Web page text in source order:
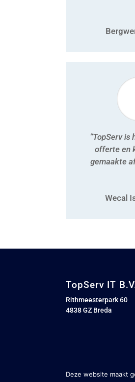
“TopServ is
offerte en
gemaakte
Wecal
TopServ IT
Rithmeesterpark 60
4838 GZ Breda
TopServ © ontwerp en
Deze website maakt